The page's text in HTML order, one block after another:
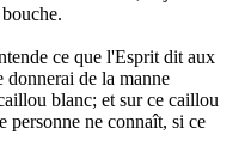
ce que l'Esprit dit aux
de la manne
blanc; et sur ce caillou
personne ne connaît, si ce